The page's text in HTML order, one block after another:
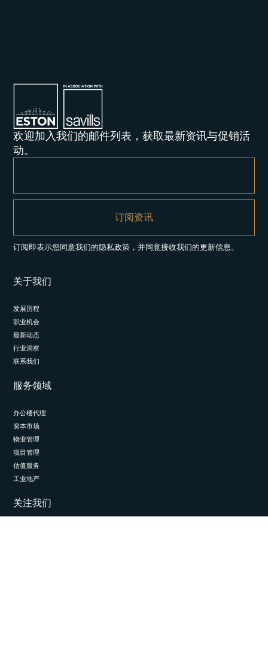
欢迎加入我们的邮件列表，获取最新资讯与促销活
动。
订阅即表示您同意我们的隐私政策，并同意接收我们的更新信息。
关于我们
发展历程
职业机会
最新动态
行业洞察
联系我们
服务领域
办公楼代理
资本市场
物业管理
项目管理
估值服务
工业地产
关注我们